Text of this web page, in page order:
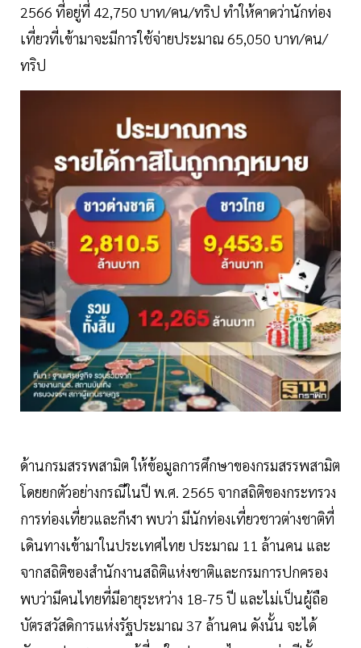
2566 ที่อยู่ที่ 42,750 บาท/คน/ทริป ทำให้คาดว่านักท่อง
เที่ยวที่เข้ามาจะมีการใช้จ่ายประมาณ 65,050 บาท/คน/
ทริป
ด้านกรมสรรพสามิต ให้ข้อมูลการศึกษาของกรมสรรพสามิต
โดยยกตัวอย่างกรณีในปี พ.ศ. 2565 จากสถิติของกระทรวง
การท่องเที่ยวและกีฬา พบว่า มีนักท่องเที่ยวชาวต่างชาติที่
เดินทางเข้ามาในประเทศไทย ประมาณ 11 ล้านคน และ
จากสถิติของสำนักงานสถิติแห่งชาติและกรมการปกครอง
พบว่ามีคนไทยที่มีอายุระหว่าง 18-75 ปี และไม่เป็นผู้ถือ
บัตรสวัสดิการแห่งรัฐประมาณ 37 ล้านคน ดังนั้น จะได้